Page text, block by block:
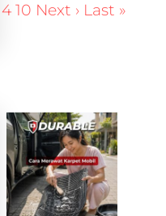
4 10 Next › Last »